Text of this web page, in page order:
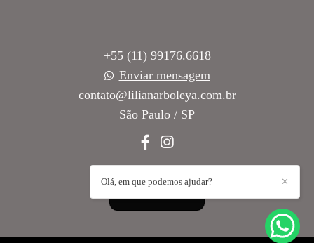
+55 (11) 99176.6618
Enviar mensagem
contato@lilianarboleya.com.br
São Paulo / SP
✕
Olá, em que podemos ajudar?